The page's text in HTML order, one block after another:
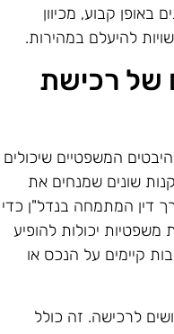
קבוע, מכיוון
להיעלם במהירות.
של רכישת
המשפטיים שיכולים
שונים שמנחים את
דין המתמחה בנדל"ן כדי
יכולות להופיע
קיימים על הנכס או
לרכישה. זה כולל